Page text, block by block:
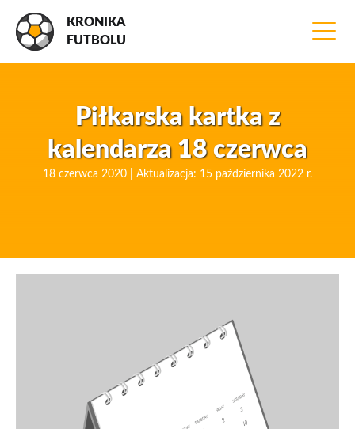
KRONIKA
FUTBOLU
Piłkarska kartka z
kalendarza 18 czerwca
18 czerwca 2020 | Aktualizacja: 15 października 2022 r.